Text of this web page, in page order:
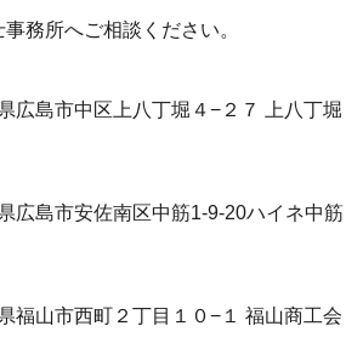
務所へご相談ください。
広島市中区上八丁堀４−２７ 上八丁堀
広島市安佐南区中筋1-9-20ハイネ中筋
福山市西町２丁目１０−１ 福山商工会